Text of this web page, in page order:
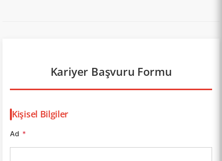
Kariyer Başvuru Formu
Kişisel Bilgiler
Ad *